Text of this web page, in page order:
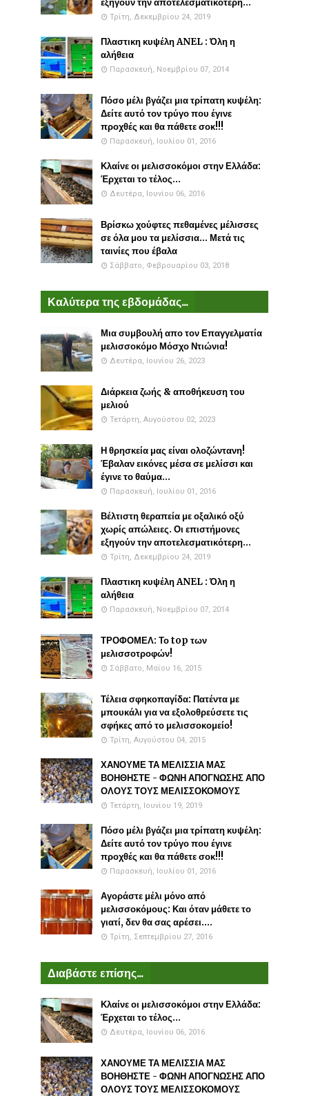
Τρίτη, Δεκεμβρίου 24, 2019
Πλαστικη κυψέλη ANEL : Όλη η
αλήθεια
Παρασκευή, Νοεμβρίου 07, 2014
Πόσο μέλι βγάζει μια τρίπατη κυψέλη:
Δείτε αυτό τον τρύγο που έγινε
προχθές και θα πάθετε σοκ!!!
Παρασκευή, Ιουλίου 01, 2016
Κλαίνε οι μελισσοκόμοι στην Ελλάδα:
Έρχεται το τέλος...
Δευτέρα, Ιουνίου 06, 2016
Βρίσκω χούφτες πεθαμένες μέλισσες
σε όλα μου τα μελίσσια... Μετά τις
ταινίες που έβαλα
Σάββατο, Φεβρουαρίου 03, 2018
Καλύτερα της εβδομάδας...
Μια συμβουλή απο τον Επαγγελματία
μελισσοκόμο Μόσχο Ντιώνια!
Δευτέρα, Ιουνίου 26, 2023
Διάρκεια ζωής & αποθήκευση του
μελιού
Τετάρτη, Αυγούστου 02, 2023
Η θρησκεία μας είναι ολοζώντανη!
Έβαλαν εικόνες μέσα σε μελίσσι και
έγινε το θαύμα...
Παρασκευή, Ιουλίου 01, 2016
Βέλτιστη θεραπεία με οξαλικό οξύ
χωρίς απώλειες. Οι επιστήμονες
εξηγούν την αποτελεσματικότερη...
Τρίτη, Δεκεμβρίου 24, 2019
Πλαστικη κυψέλη ANEL : Όλη η
αλήθεια
Παρασκευή, Νοεμβρίου 07, 2014
ΤΡΟΦΟΜΕΛ: Το top των
μελισσοτροφών!
Σάββατο, Μαΐου 16, 2015
Τέλεια σφηκοπαγίδα: Πατέντα με
μπουκάλι για να εξολοθρεύσετε τις
σφήκες από το μελισσοκομείο!
Τρίτη, Αυγούστου 04, 2015
ΧΑΝΟΥΜΕ ΤΑ ΜΕΛΙΣΣΙΑ ΜΑΣ
ΒΟΗΘΗΣΤΕ - ΦΩΝΗ ΑΠΟΓΝΩΣΗΣ ΑΠΟ
ΟΛΟΥΣ ΤΟΥΣ ΜΕΛΙΣΣΟΚΟΜΟΥΣ
Τετάρτη, Ιουνίου 19, 2019
Πόσο μέλι βγάζει μια τρίπατη κυψέλη:
Δείτε αυτό τον τρύγο που έγινε
προχθές και θα πάθετε σοκ!!!
Παρασκευή, Ιουλίου 01, 2016
Αγοράστε μέλι μόνο από
μελισσοκόμους: Και όταν μάθετε το
γιατί, δεν θα σας αρέσει....
Τρίτη, Σεπτεμβρίου 27, 2016
Διαβάστε επίσης...
Κλαίνε οι μελισσοκόμοι στην Ελλάδα:
Έρχεται το τέλος...
Δευτέρα, Ιουνίου 06, 2016
ΧΑΝΟΥΜΕ ΤΑ ΜΕΛΙΣΣΙΑ ΜΑΣ
ΒΟΗΘΗΣΤΕ - ΦΩΝΗ ΑΠΟΓΝΩΣΗΣ ΑΠΟ
ΟΛΟΥΣ ΤΟΥΣ ΜΕΛΙΣΣΟΚΟΜΟΥΣ